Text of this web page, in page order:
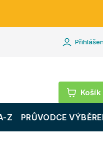
Z PRŮVODCE